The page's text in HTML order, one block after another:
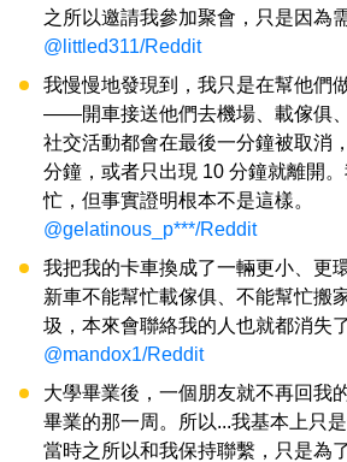
之所以邀請我參加聚會，只是因為
@littled311/Reddit
我慢慢地發現到，我只是在幫他們
——開車接送他們去機場、載傢俱
社交活動都會在最後一分鐘被取消
分鐘，或者只出現 10 分鐘就離開
忙，但事實證明根本不是這樣。
@gelatinous_p***/Reddit
我把我的卡車換成了一輛更小、更
新車不能幫忙載傢俱、不能幫忙搬
圾，本來會聯絡我的人也就都消失了
@mandox1/Reddit
大學畢業後，一個朋友就不再回我
畢業的那一周。所以...我基本上只
當時之所以和我保持聯繫，只是為